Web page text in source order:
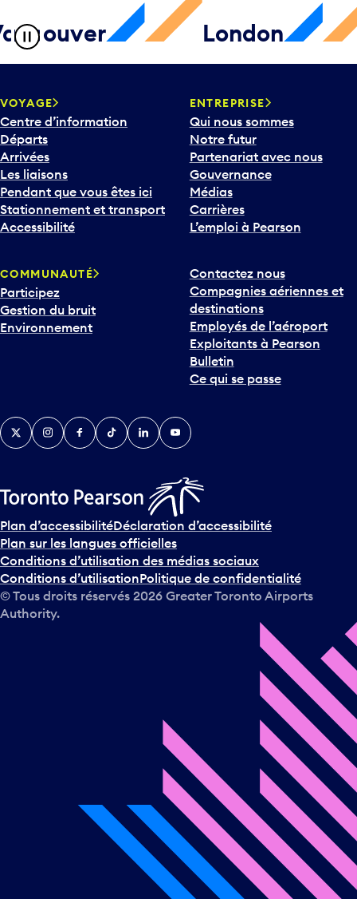
London
VOYAGE
Centre d’information
Départs
Arrivées
Les liaisons
Pendant que vous êtes ici
Stationnement et transport
Accessibilité
ENTREPRISE
Qui nous sommes
Notre futur
Partenariat avec nous
Gouvernance
Médias
Carrières
L’emploi à Pearson
COMMUNAUTÉ
Participez
Gestion du bruit
Environnement
Contactez nous
Compagnies aériennes et
destinations
Employés de l’aéroport
Exploitants à Pearson
Bulletin
Ce qui se passe
TwitterInstagramFacebook
TikTokLinkedInYouTube
Plan d’accessibilitéDéclaration d’accessibilité
Plan sur les langues officielles
Conditions d’utilisation des médias sociaux
Conditions d’utilisationPolitique de confidentialité
© Tous droits réservés 2026 Greater Toronto Airports
Authority.